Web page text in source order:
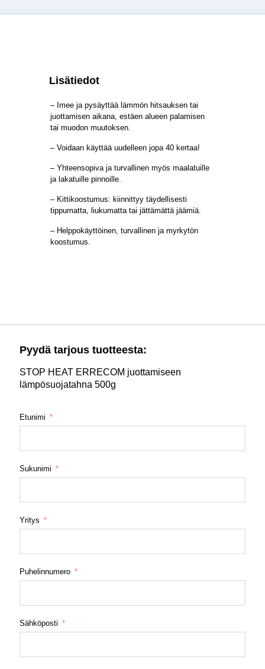
Lisätiedot
– Imee ja pysäyttää lämmön hitsauksen tai
juottamisen aikana, estäen alueen palamisen
tai muodon muutoksen.
– Voidaan käyttää uudelleen jopa 40 kertaa!
– Yhteensopiva ja turvallinen myös maalatuille
ja lakatuille pinnoille.
– Kittikoostumus: kiinnittyy täydellisesti
tippumatta, liukumatta tai jättämättä jäämiä.
– Helppokäyttöinen, turvallinen ja myrkytön
koostumus.
Pyydä tarjous tuotteesta:
STOP HEAT ERRECOM juottamiseen
lämpösuojatahna 500g
Etunimi
Sukunimi
Yritys
Puhelinnumero
Sähköposti